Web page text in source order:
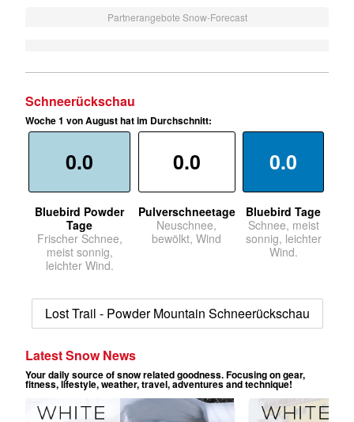
Partnerangebote Snow-Forecast
Schneerückschau
Woche 1 von August hat im Durchschnitt:
0.0
Bluebird Powder
Tage
Frischer Schnee,
meist sonnig,
leichter Wind.
0.0
Pulverschneetage
Neuschnee,
bewölkt, Wind
0.0
Bluebird Tage
Schnee, meist
sonnig, leichter
Wind.
Lost Trail - Powder Mountain Schneerückschau